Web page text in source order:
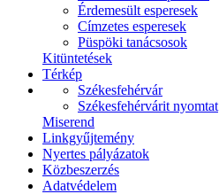
Érdemesült esperesek
Címzetes esperesek
Püspöki tanácsosok
Kitüntetések
Térkép
Székesfehérvár
Székesfehérvárit nyomtat
Miserend
Linkgyűjtemény
Nyertes pályázatok
Közbeszerzés
Adatvédelem